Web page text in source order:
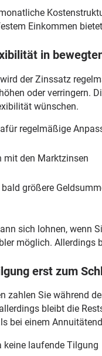
Einkommen
in
der Zinssatz
oder verringern.
wünschen.
regelmäßige
mit den Marktzinsen
größere
sich lohnen, wenn
möglich. Allerdings
erst zum
zahlen Sie während
bleibt die
bei einem
keine laufende Tilgung